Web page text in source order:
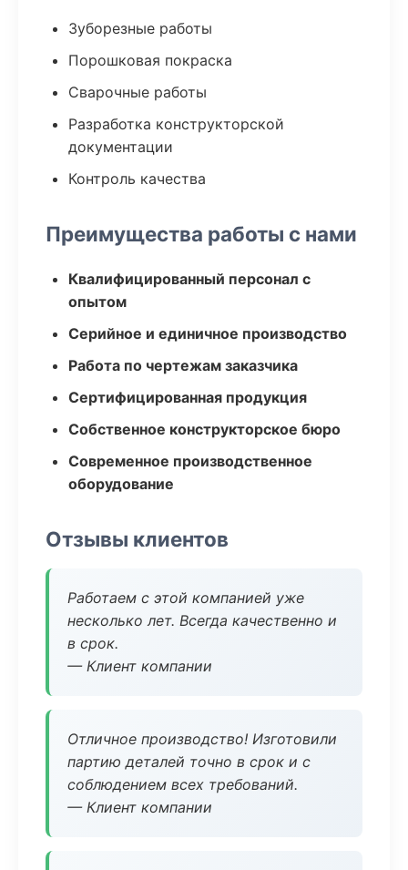
Зуборезные работы
Порошковая покраска
Сварочные работы
Разработка конструкторской
документации
Контроль качества
Преимущества работы с нами
Квалифицированный персонал с
опытом
Серийное и единичное производство
Работа по чертежам заказчика
Сертифицированная продукция
Собственное конструкторское бюро
Современное производственное
оборудование
Отзывы клиентов
Работаем с этой компанией уже
несколько лет. Всегда качественно и
в срок.
— Клиент компании
Отличное производство! Изготовили
партию деталей точно в срок и с
соблюдением всех требований.
— Клиент компании